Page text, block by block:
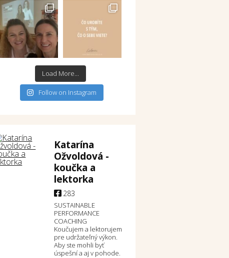
Load More...
Follow on Instagram
Katarína
Ožvoldová -
koučka a
lektorka
283
SUSTAINABLE
PERFORMANCE
COACHING
Koučujem a lektorujem
pre udržateľný výkon.
Aby ste mohli byť
úspešní a aj v pohode.